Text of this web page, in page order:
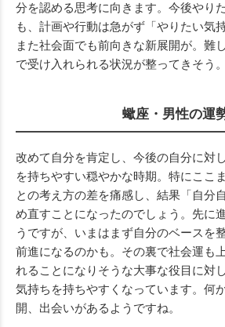
分を認める思考に向きます。今後やり
も、計画や行動は急がず「やりたい気
また社会面でも前向きな新展開が。難
で受け入れられる状況が整ってきそう。
蠍座・男性の運
改めて自分を肯定し、今後の自分に対
を持ちやすい穏やかな時期。特にここ
との考え方の差を痛感し、結果「自分
め直すことになったのでしょう。先に
うですが、いまはまず自分のベースを
前進になるのかも。その裏で社会運も
れることになりそうな大事な役目に対
気持ちを持ちやすくなっています。何
開、出会いがあるようですね。